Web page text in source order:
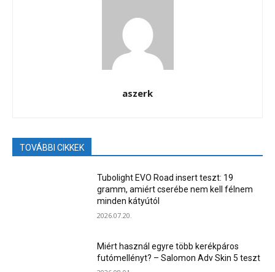
aszerk
TOVÁBBI CIKKEK
Tubolight EVO Road insert teszt: 19
gramm, amiért cserébe nem kell félnem
minden kátyútól
2026.07.20.
Miért használ egyre több kerékpáros
futómellényt? – Salomon Adv Skin 5 teszt